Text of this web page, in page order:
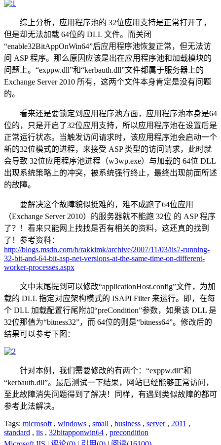
综上分析，应用程序池的 32位应用支持是正常打开了，
但是却无法加载 64位的 DLL 文件。而关闭
“enable32BitAppOnWin64”后应用程序池恢复正常，但无法访
问 ASP 程序。那么原因应该是出在应用程序池和加载模块的
问题上。“exppw.dll”和“kerbauth.dll”文件都属于服务器上的
Exchange Server 2010 所有，这两个文件本身肯定是没有问题
的。
看来还是要锁定到应用程序池方面，应用程序池本身是64
位的，只是开启了32位应用支持，所以应用程序池在设置后是
正常运行状态。当触发访问请求时，该应用程序池会启动一个
新的32位模式的进程，来接受 ASP 类型的访问请求，此时就
会导致 32位应用程序池进程（w3wp.exe）与加载的 64位 DLL
出现系统策略上的冲突，被系统强行终止，最终出现前面所述
的故障。
要解决这个故障貌似挺难的，难不成跑了64位应用
（Exchange Server 2010）的服务器就不能跑 32位 的 ASP 程序
了？！看来只能网上找找是否有相关的资料，这还真的找到
了！参考资料：
http://blogs.msdn.com/b/rakkimk/archive/2007/11/03/iis7-running-
32-bit-and-64-bit-asp-net-versions-at-the-same-time-on-different-
worker-processes.aspx
文中末尾提到可以修改“applicationHost.config”文件，为加
载的 DLL 指定对应架构模式的 ISAPI Filter 来运行。即，在每
个 DLL 加载配置行尾附加“preCondition”参数，如果该 DLL 是
32位那值为“bitness32”，而 64位的则是“bitness64”。修改后的
结果可以参考下图：
针对本例，我们需要修改的有两个：“exppw.dll”和
“kerbauth.dll”。最后测试一下结果，网站已经能够正常访问，
至此故障消失问题得到了解决！同样，有遇到类似故障的都可
参考此法解决。
Tags: microsoft , windows , small , business , server, 2011 ,
standard , iis , 32bitapponwin64 , precondition